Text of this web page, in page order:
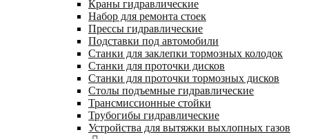
Краны гидравлические
Набор для ремонта стоек
Прессы гидравлические
Подставки под автомобили
Станки для заклепки тормозных колодок
Станки для проточки дисков
Станки для проточки тормозных дисков
Столы подъемные гидравлические
Трансмиссионные стойки
Трубогибы гидравлические
Устройства для вытяжки выхлопных газов